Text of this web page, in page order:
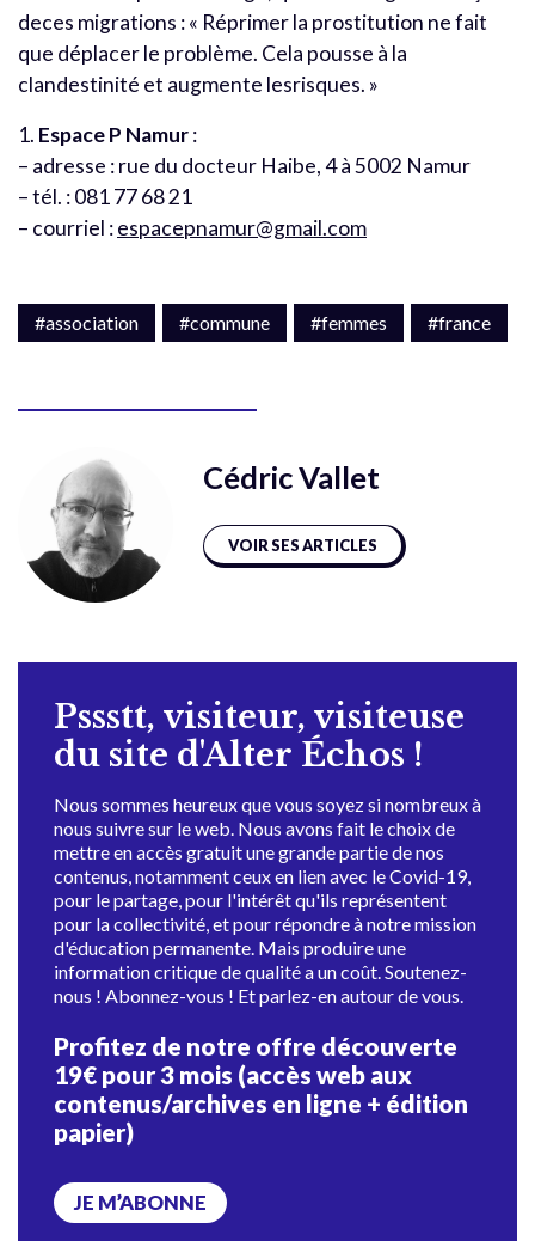
deces migrations : « Réprimer la prostitution ne fait
que déplacer le problème. Cela pousse à la
clandestinité et augmente lesrisques. »
1. Espace P Namur:
– adresse : rue du docteur Haibe, 4 à 5002 Namur
– tél. : 081 77 68 21
– courriel :espacepnamur@gmail.com
#association #commune #femmes #france
Cédric Vallet
VOIR SES ARTICLES
Pssstt, visiteur, visiteuse
du site d'Alter Échos !
Nous sommes heureux que vous soyez si nombreux à
nous suivre sur le web. Nous avons fait le choix de
mettre en accès gratuit une grande partie de nos
contenus, notamment ceux en lien avec le Covid-19,
pour le partage, pour l'intérêt qu'ils représentent
pour la collectivité, et pour répondre à notre mission
d'éducation permanente. Mais produire une
information critique de qualité a un coût. Soutenez-
nous ! Abonnez-vous ! Et parlez-en autour de vous.
Profitez de notre offre découverte
19€ pour 3 mois (accès web aux
contenus/archives en ligne + édition
papier)
JE M’ABONNE